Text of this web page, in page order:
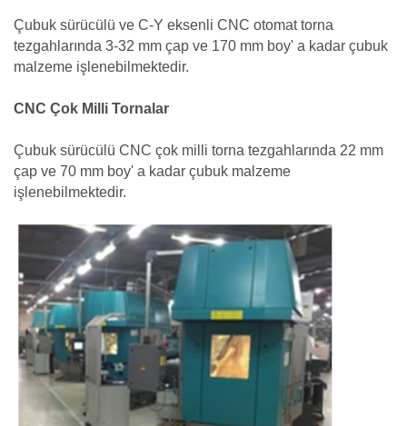
Çubuk sürücülü ve C-Y eksenli CNC otomat torna
tezgahlarında 3-32 mm çap ve 170 mm boy' a kadar çubuk
malzeme işlenebilmektedir.
CNC Çok Milli Tornalar
Çubuk sürücülü CNC çok milli torna tezgahlarında 22 mm
çap ve 70 mm boy' a kadar çubuk malzeme
işlenebilmektedir.